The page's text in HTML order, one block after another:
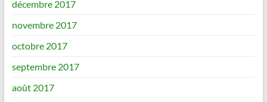
décembre 2017
novembre 2017
octobre 2017
septembre 2017
août 2017